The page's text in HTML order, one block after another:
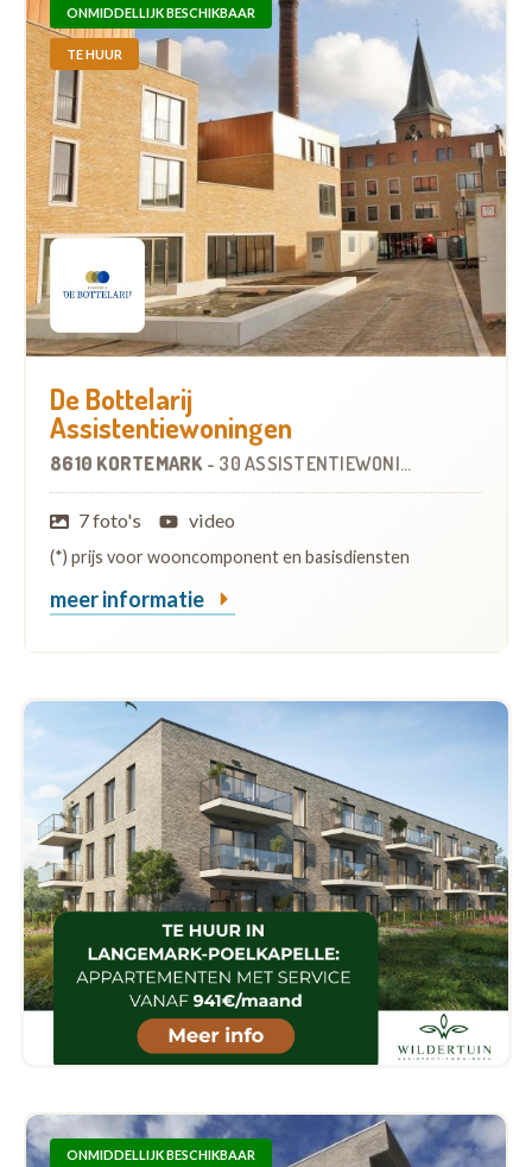
ONMIDDELLIJK BESCHIKBAAR
TE HUUR
De Bottelarij
Assistentiewoningen
8610 KORTEMARK - 30 ASSISTENTIEWONINGEN
7 foto's video
(*) prijs voor wooncomponent en basisdiensten
meer informatie
ONMIDDELLIJK BESCHIKBAAR